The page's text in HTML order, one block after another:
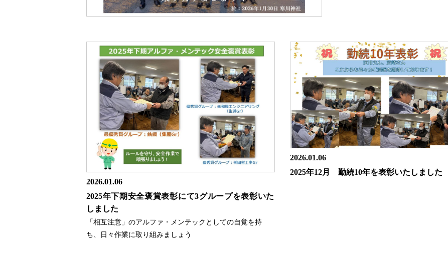
2026.01.06
2025年下期安全褒賞表彰にて3グループを表彰いた
しました
「相互注意」のアルファ・メンテックとしての自覚を持
ち、日々作業に取り組みましょう
2026.01.06
2025年12月 勤続10年を表彰いたしました